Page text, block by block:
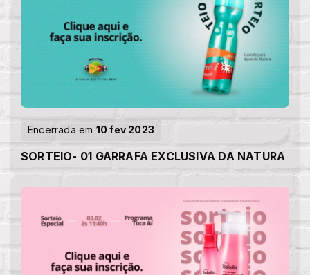
Encerrada em 10 fev 2023
SORTEIO- 01 GARRAFA EXCLUSIVA DA NATURA